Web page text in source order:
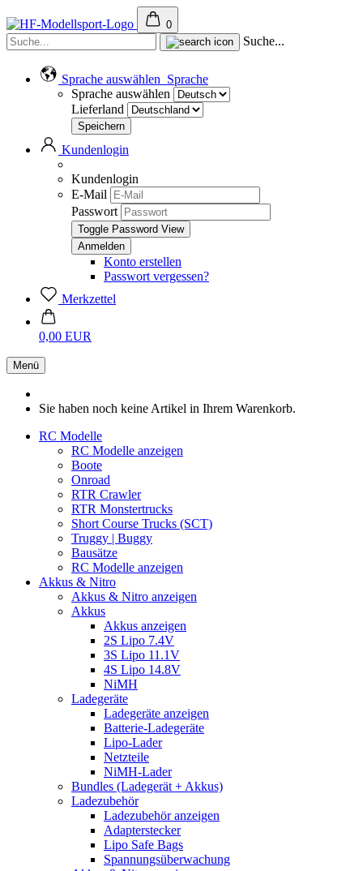
0
Suche...
Sprache auswählen Sprache
Sprache auswählen
Lieferland
Kundenlogin
Kundenlogin
E-Mail
Passwort
Toggle Password View
Konto erstellen
Passwort vergessen?
Merkzettel
0,00 EUR
Menü
Sie haben noch keine Artikel in Ihrem Warenkorb.
RC Modelle
RC Modelle anzeigen
Boote
Onroad
RTR Crawler
RTR Monstertrucks
Short Course Trucks (SCT)
Truggy | Buggy
Bausätze
RC Modelle anzeigen
Akkus & Nitro
Akkus & Nitro anzeigen
Akkus
Akkus anzeigen
2S Lipo 7.4V
3S Lipo 11.1V
4S Lipo 14.8V
NiMH
Ladegeräte
Ladegeräte anzeigen
Batterie-Ladegeräte
Lipo-Lader
Netzteile
NiMH-Lader
Bundles (Ladegerät + Akkus)
Ladezubehör
Ladezubehör anzeigen
Adapterstecker
Lipo Safe Bags
Spannungsüberwachung